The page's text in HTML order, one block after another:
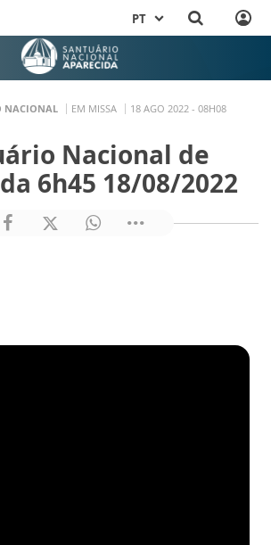
PT
NACIONAL EM MISSA 18 AGO 2022 - 08H08
Nacional de
6h45 18/08/2022